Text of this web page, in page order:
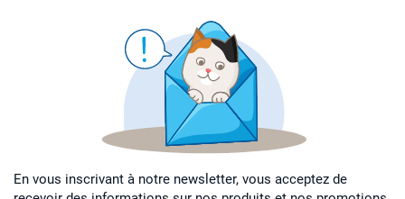
En vous inscrivant à notre newsletter, vous acceptez de